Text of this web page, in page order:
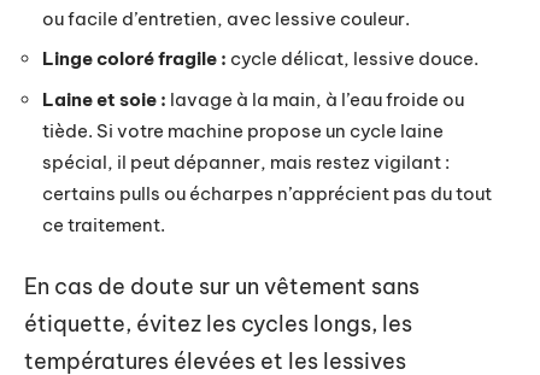
ou facile d’entretien, avec lessive couleur.
Linge coloré fragile : cycle délicat, lessive douce.
Laine et soie : lavage à la main, à l’eau froide ou
tiède. Si votre machine propose un cycle laine
spécial, il peut dépanner, mais restez vigilant :
certains pulls ou écharpes n’apprécient pas du tout
ce traitement.
En cas de doute sur un vêtement sans
étiquette, évitez les cycles longs, les
températures élevées et les lessives